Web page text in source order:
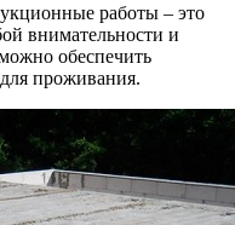
работы – это
внимательности и
обеспечить
проживания.